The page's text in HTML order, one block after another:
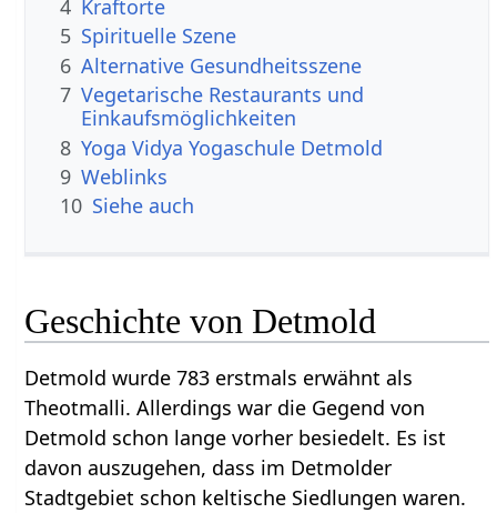
4 Kraftorte
5 Spirituelle Szene
6 Alternative Gesundheitsszene
7 Vegetarische Restaurants und
Einkaufsmöglichkeiten
8 Yoga Vidya Yogaschule Detmold
9 Weblinks
10 Siehe auch
Geschichte von Detmold
Detmold wurde 783 erstmals erwähnt als
Theotmalli. Allerdings war die Gegend von
Detmold schon lange vorher besiedelt. Es ist
davon auszugehen, dass im Detmolder
Stadtgebiet schon keltische Siedlungen waren.